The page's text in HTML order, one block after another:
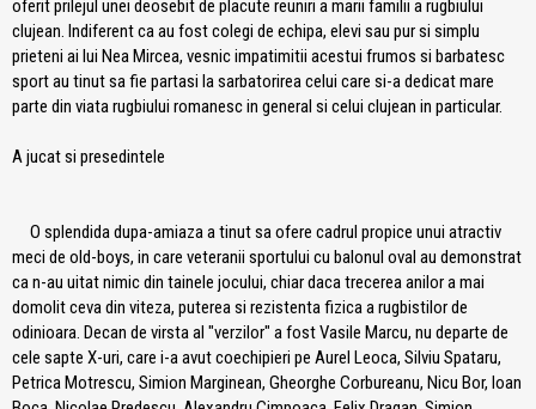
oferit prilejul unei deosebit de placute reuniri a marii familii a rugbiului
clujean. Indiferent ca au fost colegi de echipa, elevi sau pur si simplu
prieteni ai lui Nea Mircea, vesnic impatimitii acestui frumos si barbatesc
sport au tinut sa fie partasi la sarbatorirea celui care si-a dedicat mare
parte din viata rugbiului romanesc in general si celui clujean in particular.
A jucat si presedintele
O splendida dupa-amiaza a tinut sa ofere cadrul propice unui atractiv
meci de old-boys, in care veteranii sportului cu balonul oval au demonstrat
ca n-au uitat nimic din tainele jocului, chiar daca trecerea anilor a mai
domolit ceva din viteza, puterea si rezistenta fizica a rugbistilor de
odinioara. Decan de virsta al "verzilor" a fost Vasile Marcu, nu departe de
cele sapte X-uri, care i-a avut coechipieri pe Aurel Leoca, Silviu Spataru,
Petrica Motrescu, Simion Marginean, Gheorghe Corbureanu, Nicu Bor, Ioan